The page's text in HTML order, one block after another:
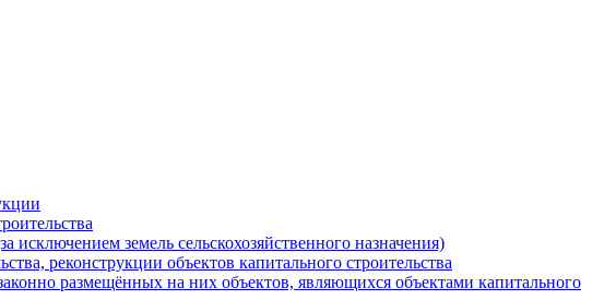
исключением земель сельскохозяйственного назначения)
реконструкции объектов капитального строительства
размещённых на них объектов, являющихся объектами капитального